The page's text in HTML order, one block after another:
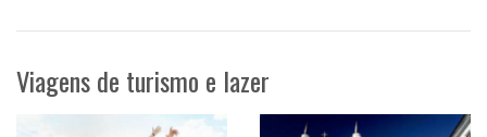
Viagens de turismo e lazer